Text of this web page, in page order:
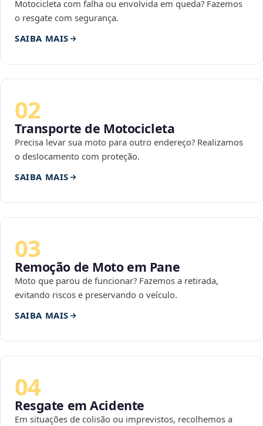
Motocicleta com falha ou envolvida em queda? Fazemos
o resgate com segurança.
SAIBA MAIS
02
Transporte de Motocicleta
Precisa levar sua moto para outro endereço? Realizamos
o deslocamento com proteção.
SAIBA MAIS
03
Remoção de Moto em Pane
Moto que parou de funcionar? Fazemos a retirada,
evitando riscos e preservando o veículo.
SAIBA MAIS
04
Resgate em Acidente
Em situações de colisão ou imprevistos, recolhemos a